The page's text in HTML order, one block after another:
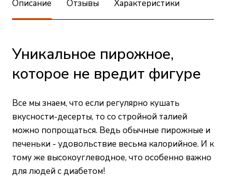
Описание Отзывы Характеристики
Уникальное пирожное,
которое не вредит фигуре
Все мы знаем, что если регулярно кушать
вкусности-десерты, то со стройной талией
можно попрощаться. Ведь обычные пирожные и
печеньки - удовольствие весьма калорийное. И к
тому же высокоуглеводное, что особенно важно
для людей с диабетом!